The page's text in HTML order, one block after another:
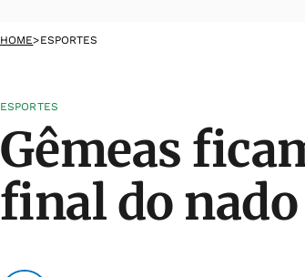
HOME>ESPORTES
ESPORTES
Gêmeas
final do